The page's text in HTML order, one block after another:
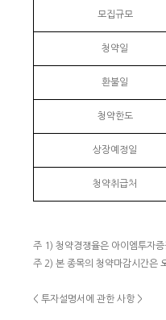
모집규모
청약일
환불일
청약한도
상장예정일
청약취급처
주 1) 청약경쟁율은 아이엠투자
주 2) 본 종목의 청약마감시간은
< 투자설명서에 관한 사항 >